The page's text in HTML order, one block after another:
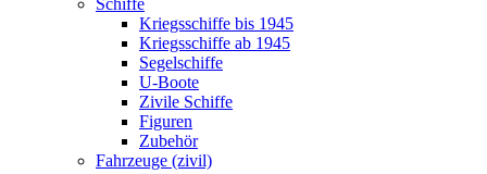
Schiffe
Kriegsschiffe bis 1945
Kriegsschiffe ab 1945
Segelschiffe
U-Boote
Zivile Schiffe
Figuren
Zubehör
Fahrzeuge (zivil)